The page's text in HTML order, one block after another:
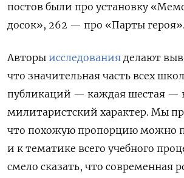
постов были про установку
досок», 262 — про «Парты героя».
Авторы исследования делают
что значительная часть всех
публикаций — каждая шестая —
милитаристский характер. Мы
что похожую пропорцию можно
и к тематике всего учебного
смело сказать, что современная